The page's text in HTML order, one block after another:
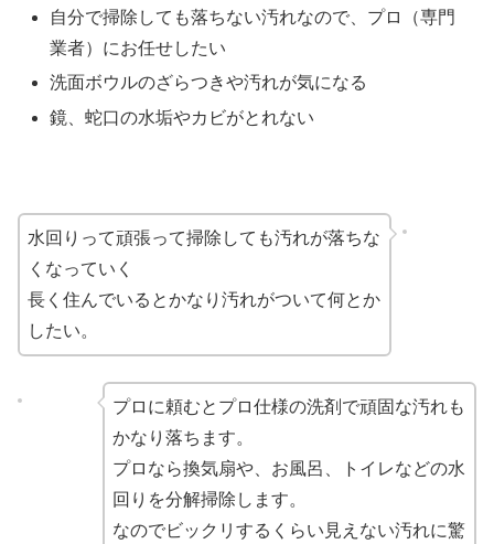
自分で掃除しても落ちない汚れなので、プロ（専門
業者）にお任せしたい
洗面ボウルのざらつきや汚れが気になる
鏡、蛇口の水垢やカビがとれない
水回りって頑張って掃除しても汚れが落ちな
くなっていく
長く住んでいるとかなり汚れがついて何とか
したい。
プロに頼むとプロ仕様の洗剤で頑固な汚れも
かなり落ちます。
プロなら換気扇や、お風呂、トイレなどの水
回りを分解掃除します。
なのでビックリするくらい見えない汚れに驚